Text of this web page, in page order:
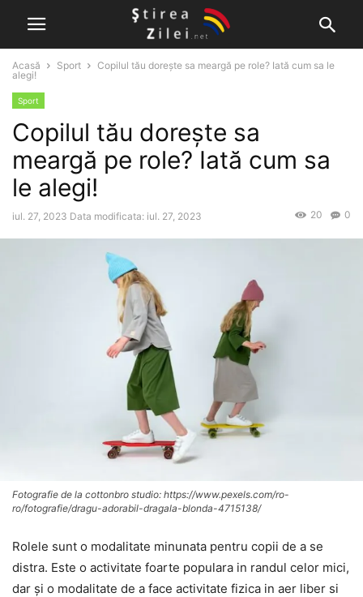
Acasă Sport
Copilul tău dorește sa meargă pe role? Iată cum sa le
alegi!
Sport
Copilul tău dorește sa
meargă pe role? Iată cum sa
le alegi!
iul. 27, 2023 Data modificata: iul. 27, 2023 0
20
Fotografie de la cottonbro studio: https://www.pexels.com/ro-
ro/fotografie/dragu-adorabil-dragala-blonda-4715138/
Rolele sunt o modalitate minunata pentru copii de a se
distra. Este o activitate foarte populara in randul celor mici,
dar și o modalitate de a face activitate fizica in aer liber si